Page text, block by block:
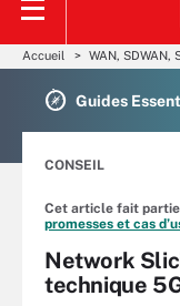
Accueil WAN, SDWAN,
Guides
CONSEIL
Cet article fait
promesses et cas
Network
technique